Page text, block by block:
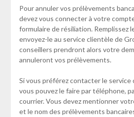
Pour annuler vos prélèvements
devez vous connecter à votre
formulaire de résiliation. Remplissez
envoyez-le au service clientèle de
conseillers prendront alors votre
annuleront vos prélèvements.
Si vous préférez contacter le
vous pouvez le faire par téléphone,
courrier. Vous devez mentionner
et le nom des prélèvements